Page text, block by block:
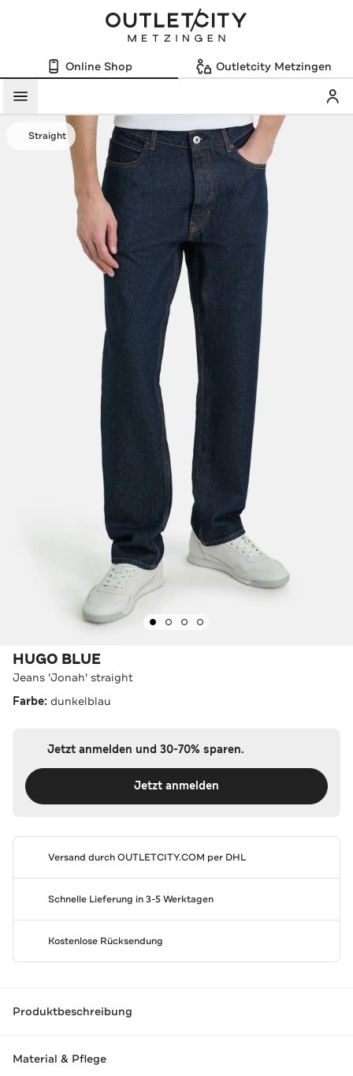
Online Shop Outletcity Metzingen
Menü
Straight
HUGO BLUE
Jeans 'Jonah' straight
Farbe: dunkelblau
Jetzt anmelden und 30-70% sparen.
Jetzt anmelden
Versand durchOUTLETCITY.COM per DHL
Schnelle Lieferung in 3-5 Werktagen
Kostenlose Rücksendung
Produktbeschreibung
Material & Pflege